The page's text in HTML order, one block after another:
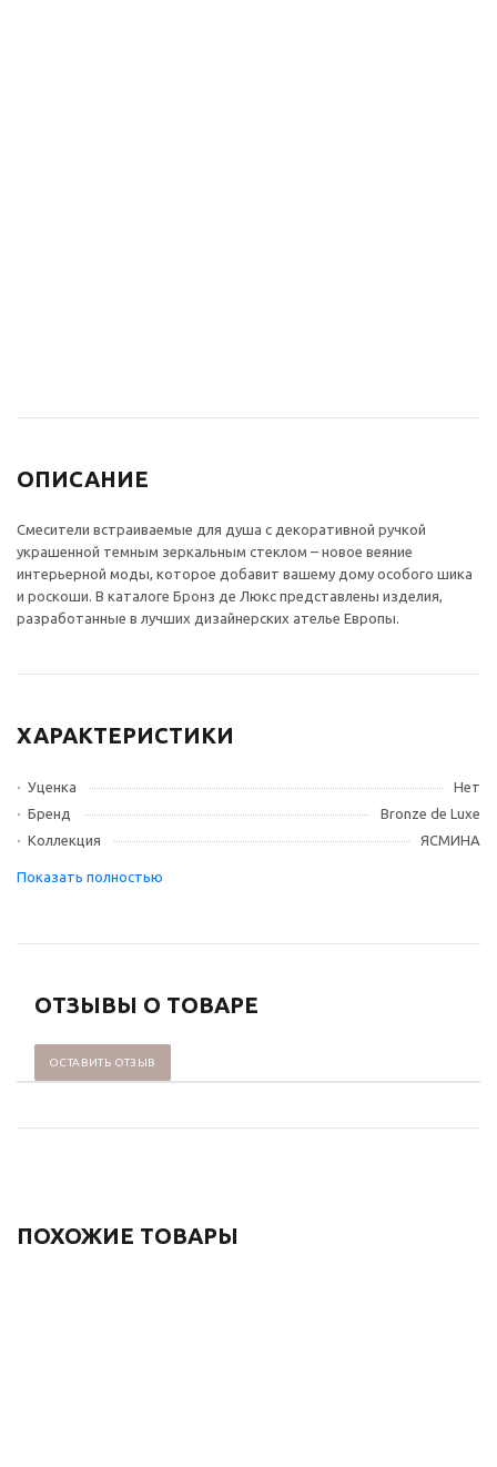
ОПИСАНИЕ
Смесители встраиваемые для душа с декоративной ручкой
украшенной темным зеркальным стеклом – новое веяние
интерьерной моды, которое добавит вашему дому особого шика
и роскоши. В каталоге Бронз де Люкс представлены изделия,
разработанные в лучших дизайнерских ателье Европы.
ХАРАКТЕРИСТИКИ
Уценка
Нет
Бренд
Bronze de Luxe
Коллекция
ЯСМИНА
ОТЗЫВЫ О ТОВАРЕ
ОСТАВИТЬ ОТЗЫВ
ПОХОЖИЕ ТОВАРЫ